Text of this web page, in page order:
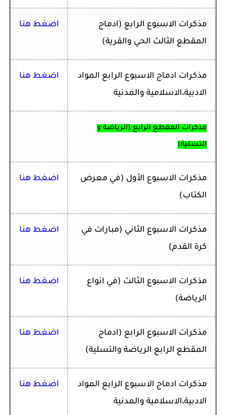
مذكرات الاسبوع الرابع (ادماج
المقطع الثالث الحي والقرية)
اضغط هنا
مذكرات ادماج الاسبوع الرابع المواد
الادبية،الاسلامية والمدنية
اضغط هنا
مذكرات المقطع الرابع (الرياضة و
التسلية)
مذكرات الاسبوع الأول (في معرض
الكتاب)
اضغط هنا
مذكرات الاسبوع الثاني (مبارات في
كرة القدم)
اضغط هنا
مذكرات الاسبوع الثالث (في انواع
الرياضة)
اضغط هنا
مذكرات الاسبوع الرابع (ادماج
المقطع الرابع الرياضة والتسلية)
اضغط هنا
مذكرات ادماج الاسبوع الرابع المواد
الادبية،الاسلامية والمدنية
اضغط هنا